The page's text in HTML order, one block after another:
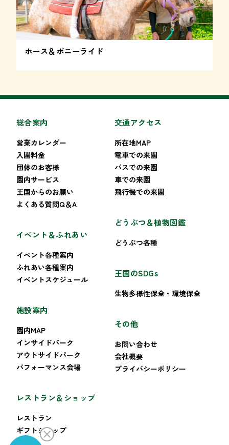
ホース＆ポニーライド
総合案内
営業カレンダー
入園料金
団体のお客様
園内サービス
王国からのお願い
よくある質問Q＆A
イベント＆ふれあい
イベント各種案内
ふれあい各種案内
イベントスケジュール
施設案内
園内MAP
インサイドパーク
アウトサイドパーク
パフォーマンス会場
レストラン＆ショップ
レストラン
ギフトショップ
交通アクセス
所在地MAP
電車での来園
バスでの来園
車での来園
飛行機での来園
どうぶつ＆植物図鑑
どうぶつ各種
王国のSDGs
生物多様性保全・環境保全
その他
お問い合わせ
会社概要
プライバシーポリシー